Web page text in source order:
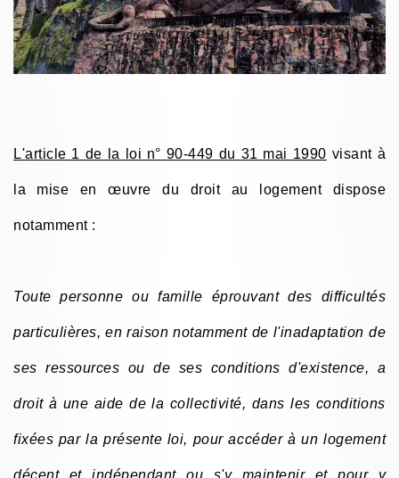
L'article 1 de la loi n° 90-449 du 31 mai 1990 visant à
la mise en œuvre du droit au logement dispose
notamment :
Toute personne ou famille éprouvant des difficultés
particulières, en raison notamment de l'inadaptation de
ses ressources ou de ses conditions d'existence, a
droit à une aide de la collectivité, dans les conditions
fixées par la présente loi, pour accéder à un logement
décent et indépendant ou s'y maintenir et pour y